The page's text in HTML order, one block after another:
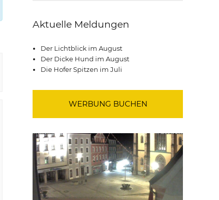
Aktuelle Meldungen
Der Lichtblick im August
Der Dicke Hund im August
Die Hofer Spitzen im Juli
WERBUNG BUCHEN